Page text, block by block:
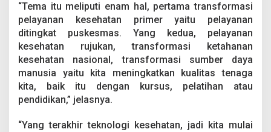
i
K
e
i
a
a
“Tema itu meliputi enam hal, pertama transformasi
pelayanan kesehatan primer yaitu pelayanan
ditingkat puskesmas. Yang kedua, pelayanan
kesehatan rujukan, transformasi ketahanan
kesehatan nasional, transformasi sumber daya
manusia yaitu kita meningkatkan kualitas tenaga
kita, baik itu dengan kursus, pelatihan atau
pendidikan,” jelasnya.
“Yang terakhir teknologi kesehatan, jadi kita mulai